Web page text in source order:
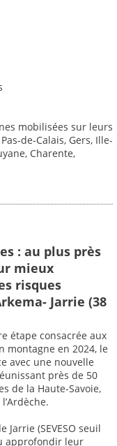
mobilisées sur leurs
de-Calais, Gers, Ille-
Charente,
: au plus près
mieux
risques
Jarrie (38
étape consacrée aux
montagne en 2024, le
avec une nouvelle
près de 50
de la Haute-Savoie,
(SEVESO seuil
approfondir leur